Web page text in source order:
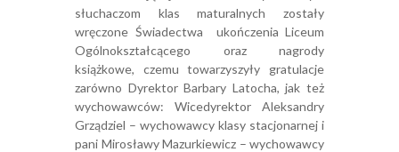
słuchaczom klas maturalnych zostały
wręczone Świadectwa ukończenia Liceum
Ogólnokształcącego oraz nagrody
książkowe, czemu towarzyszyły gratulacje
zarówno Dyrektor Barbary Latocha, jak też
wychowawców: Wicedyrektor Aleksandry
Grządziel – wychowawcy klasy stacjonarnej i
pani Mirosławy Mazurkiewicz – wychowawcy